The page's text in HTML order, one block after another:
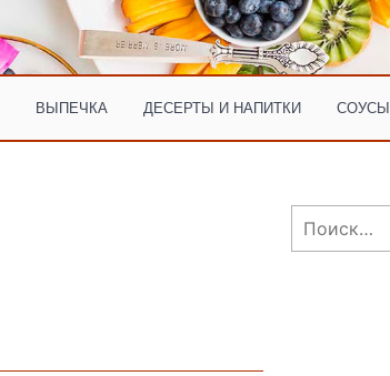
ВЫПЕЧКА ДЕСЕРТЫ И НАПИТКИ СОУСЫ
Найти: